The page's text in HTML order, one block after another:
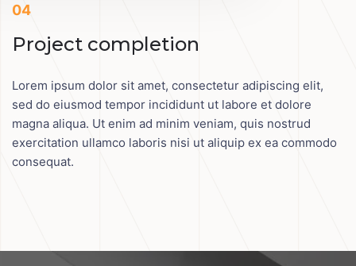
04
Project completion
Lorem ipsum dolor sit amet, consectetur adipiscing elit,
sed do eiusmod tempor incididunt ut labore et dolore
magna aliqua. Ut enim ad minim veniam, quis nostrud
exercitation ullamco laboris nisi ut aliquip ex ea commodo
consequat.